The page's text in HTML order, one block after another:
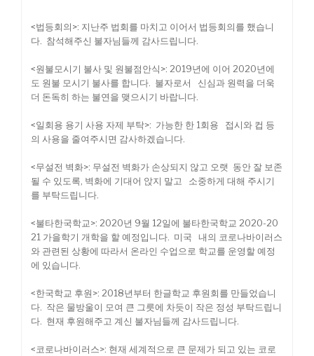
<법등회의>: 지난주 법회를 마치고 이어서 법등회의를 했습니
다. 참석해주신 불자님들께 감사드립니다.
<원불모시기 불사 및 원불점안식>: 2019년에 이어 2020년에
도 원불 모시기 불사를 합니다. 불자로서 신심과 원력을 더욱
더 돈독히 하는 불연을 맺으시기 바랍니다.
<일회용 용기 사용 자제 부탁>: 가능한 한 1회용 접시와 컵 등
의 사용을 줄여주시면 감사하겠습니다.
<무설전 벽화>: 무설전 벽화가 손상되지 않고 오랫 동안 잘 보존
될 수 있도록, 벽화에 기대어 앉지 말고 소중하게 대해 주시기
를 부탁드립니다.
<불타한국학교>: 2020년 9월 12일에 불타한국학교 2020-20
21 가을학기 개학을 할 예정입니다. 미국 내의 코로나바이러스
와 관련된 상황에 따라서 온라인 수업으로 학교를 운영할 예정
에 있습니다.
<한국학교 후원>: 2018년부터 한글학교 후원회를 만들었습니
다. 작은 물방울이 모여 큰 그릇에 차듯이 작은 정성 부탁드립니
다. 현재 후원해주고 계신 불자님들께 감사드립니다.
<코로나바이러스>: 현재 세계적으로 큰 문제가 되고 있는 코로